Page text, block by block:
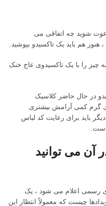
شوید چه اتفاقی می
هم باید یک تاکسیدو بپوشید.
چیز را با یک تاکسیدوی عاج خنک
در حال حاضر کلاسیک
گرم کمی آرامش بیشتری
باید برای رعایت کد لباس
آن می توانید
رسمی اعلام می شود ، یک
چیست که معمولاً انتظار این